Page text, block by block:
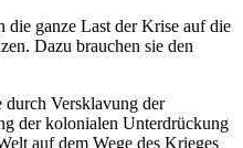
die ganze Last der Krise auf die
Dazu brauchen sie den
durch Versklavung der
der kolonialen Unterdrückung
auf dem Wege des Krieges